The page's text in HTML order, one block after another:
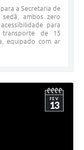
a Secretaria de
ambos zero
para
transporte de 15
equipado com ar
FEV
13